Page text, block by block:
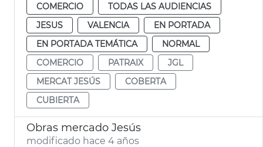
COMERCIO
TODAS LAS AUDIENCIAS
JESUS
VALENCIA
EN PORTADA
EN PORTADA TEMÁTICA
NORMAL
COMERCIO
PATRAIX
JGL
MERCAT JESÚS
COBERTA
CUBIERTA
Obras mercado Jesús
modificado hace 4 años